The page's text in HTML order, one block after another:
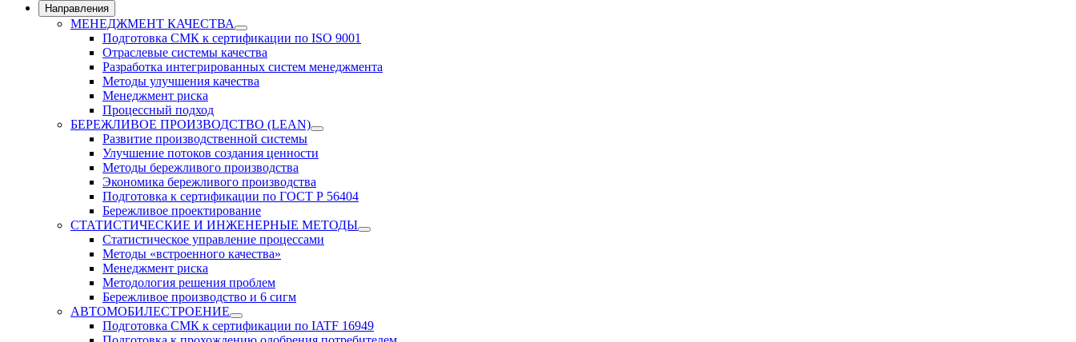
Направления
МЕНЕДЖМЕНТ КАЧЕСТВА
Подготовка СМК к сертификации по ISO 9001
Отраслевые системы качества
Разработка интегрированных систем менеджмента
Методы улучшения качества
Менеджмент риска
Процессный подход
БЕРЕЖЛИВОЕ ПРОИЗВОДСТВО (LEAN)
Развитие производственной системы
Улучшение потоков создания ценности
Методы бережливого производства
Экономика бережливого производства
Подготовка к сертификации по ГОСТ Р 56404
Бережливое проектирование
СТАТИСТИЧЕСКИЕ И ИНЖЕНЕРНЫЕ МЕТОДЫ
Статистическое управление процессами
Методы «встроенного качества»
Менеджмент риска
Методология решения проблем
Бережливое производство и 6 сигм
АВТОМОБИЛЕСТРОЕНИЕ
Подготовка СМК к сертификации по IATF 16949